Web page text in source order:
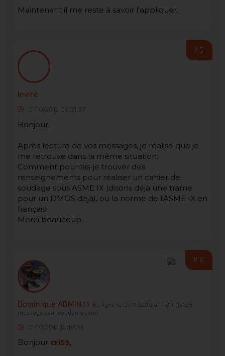
Maintenant il me reste à savoir l'appliquer.
#5
Invité
01/10/2012 09:31:37
Bonjour,
Après lecture de vos messages, je réalise que je
me retrouve dans la même situation.
Comment pourrais-je trouver des
renseignements pour réaliser un cahier de
soudage sous ASME IX (disons déjà une trame
pour un DMOS déjà), ou la norme de l'ASME IX en
français
Merci beaucoup
#6
Dominique ADMIN En ligne le 03/11/2019 à 14:20
(13128
messages sur soudeurs.com)
01/10/2012 10:18:54
Bonjour cri59,